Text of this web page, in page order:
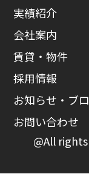
実績紹介
会社案内
賃貸・物件
採用情報
お知らせ・ブ
お問い合わせ
@All